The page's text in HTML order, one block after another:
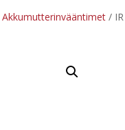
Akkumutterinvääntimet/ IR